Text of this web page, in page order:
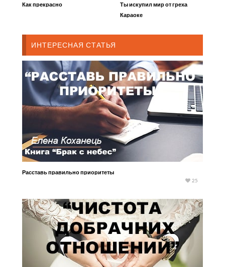
Как прекрасно
Ты искупил мир от греха
Караоке
ИНТЕРЕСНАЯ СТАТЬЯ
Расставь правильно приоритеты
25